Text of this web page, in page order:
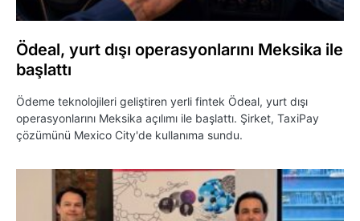
Ödeal, yurt dışı operasyonlarını Meksika ile
başlattı
Ödeme teknolojileri geliştiren yerli fintek Ödeal, yurt dışı
operasyonlarını Meksika açılımı ile başlattı. Şirket, TaxiPay
çözümünü Mexico City'de kullanıma sundu.